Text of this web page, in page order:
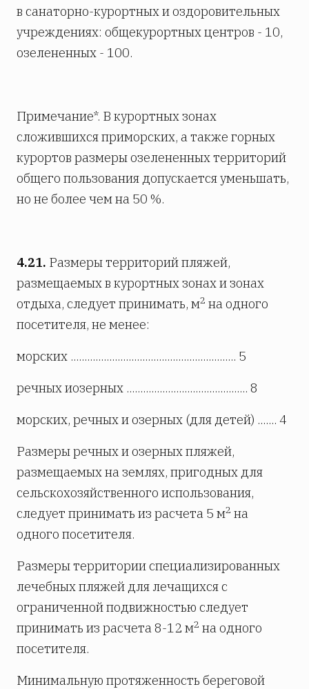
в санаторно-курортных и оздоровительных
учреждениях: общекурортных центров - 10,
озелененных - 100.
Примечание*. В курортных зонах
сложившихся приморских, а также горных
курортов размеры озелененных территорий
общего пользования допускается уменьшать,
но не более чем на 50 %.
4.21. Размеры территорий пляжей,
размещаемых в курортных зонах и зонах
отдыха, следует принимать, м2 на одного
посетителя, не менее:
морских ............................................................ 5
речных иозерных ............................................ 8
морских, речных и озерных (для детей) ....... 4
Размеры речных и озерных пляжей,
размещаемых на землях, пригодных для
сельскохозяйственного использования,
следует принимать из расчета 5 м2 на
одного посетителя.
Размеры территории специализированных
лечебных пляжей для лечащихся с
ограниченной подвижностью следует
принимать из расчета 8-12 м2 на одного
посетителя.
Минимальную протяженность береговой